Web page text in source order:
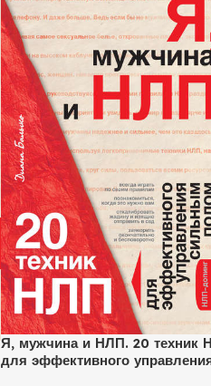
Я, мужчина и НЛП. 20 техник
для эффективного